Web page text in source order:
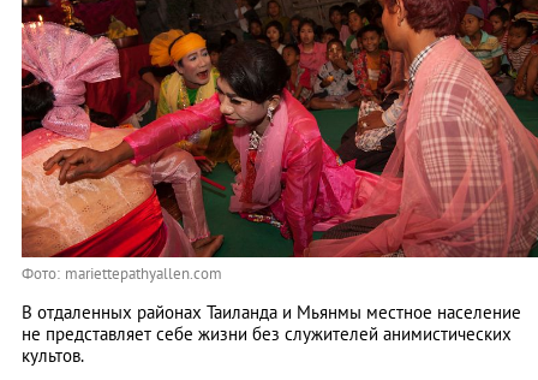
Фото: mariettepathyallen.com
В отдаленных районах Таиланда и Мьянмы местное население
не представляет себе жизни без служителей анимистических
культов.